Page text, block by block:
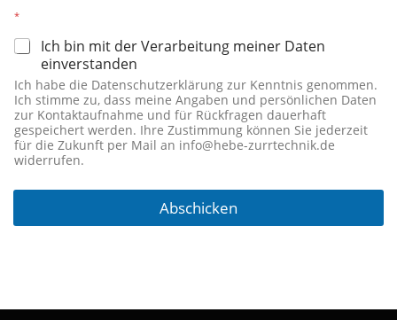
*
Ich bin mit der Verarbeitung meiner Daten
einverstanden
Ich habe die Datenschutzerklärung zur Kenntnis genommen.
Ich stimme zu, dass meine Angaben und persönlichen Daten
zur Kontaktaufnahme und für Rückfragen dauerhaft
gespeichert werden. Ihre Zustimmung können Sie jederzeit
für die Zukunft per Mail an info@hebe-zurrtechnik.de
widerrufen.
Abschicken